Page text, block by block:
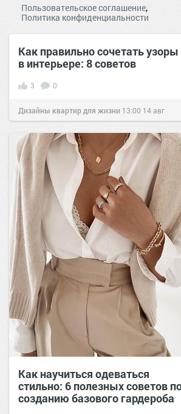
Пользовательское соглашение,
Политика конфиденциальности
Как правильно сочетать узоры
в интерьере: 8 советов
3 0
Дизайны квартир для жизни 13:00 14 авг
2016
Как научиться одеваться
стильно: 6 полезных советов
созданию базового гардероба